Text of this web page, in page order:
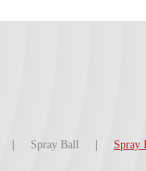
Spray Ball Spray